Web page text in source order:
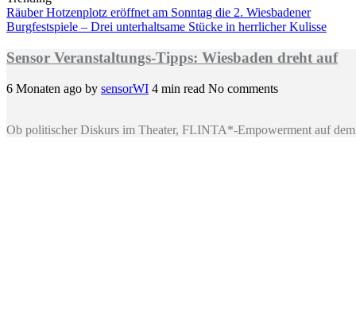
Räuber Hotzenplotz eröffnet am Sonntag die 2. Wiesbadener
Burgfestspiele – Drei unterhaltsame Stücke in herrlicher Kulisse
Sensor Veranstaltungs-Tipps: Wiesbaden dreht auf
6 Monaten ago by sensorWI 4 min read No comments
Ob politischer Diskurs im Theater, FLINTA*-Empowerment auf